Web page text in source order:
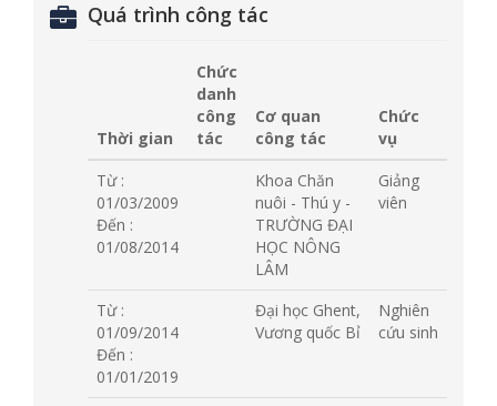
Quá trình công tác
Thời gian
Chức
danh
công
tác
Cơ quan
công tác
Chức
vụ
Từ :
01/03/2009
Đến :
01/08/2014
Khoa Chăn
nuôi - Thú y -
TRƯỜNG ĐẠI
HỌC NÔNG
LÂM
Giảng
viên
Từ :
01/09/2014
Đến :
01/01/2019
Đại học Ghent,
Vương quốc Bỉ
Nghiên
cứu sinh